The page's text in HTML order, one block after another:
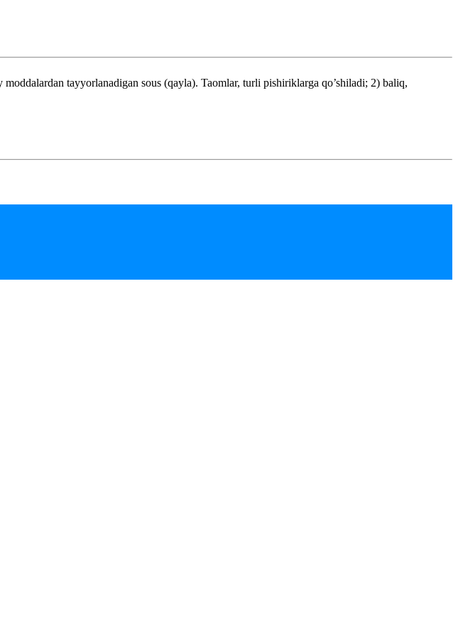
tayyorlanadigan sous (qayla). Taomlar, turli pishiriklarga qo’shiladi; 2) baliq,